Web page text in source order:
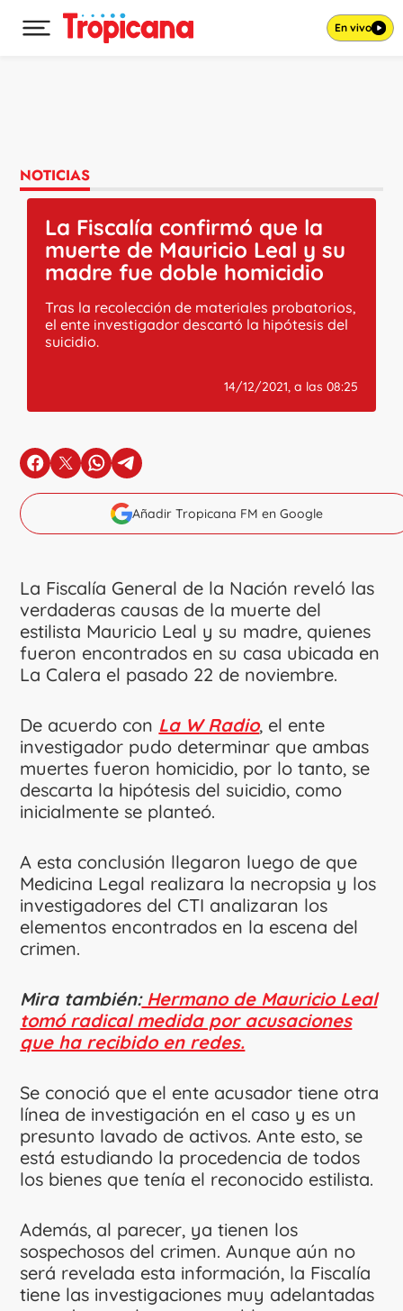
Desplegar menú principal En vivo
NOTICIAS
La Fiscalía confirmó que la
muerte de Mauricio Leal y su
madre fue doble homicidio
Tras la recolección de materiales probatorios,
el ente investigador descartó la hipótesis del
suicidio.
14/12/2021, a las 08:25
en Facebook
en Xen Whatsapp
en Telegram
Añadir Tropicana FM en Google
La Fiscalía General de la Nación reveló las
verdaderas causas de la muerte del
estilista Mauricio Leal y su madre, quienes
fueron encontrados en su casa ubicada en
La Calera el pasado 22 de noviembre.
De acuerdo con La W Radio, el ente
investigador pudo determinar que ambas
muertes fueron homicidio, por lo tanto, se
descarta la hipótesis del suicidio, como
inicialmente se planteó.
A esta conclusión llegaron luego de que
Medicina Legal realizara la necropsia y los
investigadores del CTI analizaran los
elementos encontrados en la escena del
crimen.
Mira también:Hermano de Mauricio Leal
tomó radical medida por acusaciones
que ha recibido en redes.
Se conoció que el ente acusador tiene otra
línea de investigación en el caso y es un
presunto lavado de activos. Ante esto, se
está estudiando la procedencia de todos
los bienes que tenía el reconocido estilista.
Además, al parecer, ya tienen los
sospechosos del crimen. Aunque aún no
será revelada esta información, la Fiscalía
tiene las investigaciones muy adelantadas